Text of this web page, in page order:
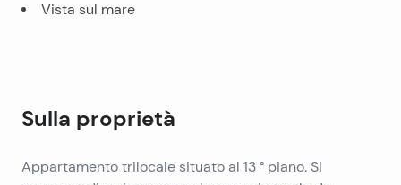
Vista sul mare
Sulla proprietà
Appartamento trilocale situato al 13 ° piano. Si